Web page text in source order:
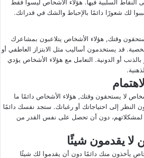
النقاط السلبية فيها. هؤلاء الأشخاص ليسوا فقط
لك شعورًا دائمًا بالإحباط والشك في قدراتك.
وقتك, هؤلاء الأشخاص يتلاعبون بمشاعرك
قد يستخدمون أساليب مثل الابتزاز العاطفي أو
أو الدونية. التعامل مع هؤلاء الأشخاص يؤدي
لا يستحقون وقتك, هؤلاء الأشخاص دائمًا ما
النظر إلى احتياجاتك أو رغباتك. ستجد نفسك دائمًا
لمشكلاتهم، دون أن تحصل على نفس القدر من
يأخذون منك دائمًا دون أن يقدموا لك شيئًا